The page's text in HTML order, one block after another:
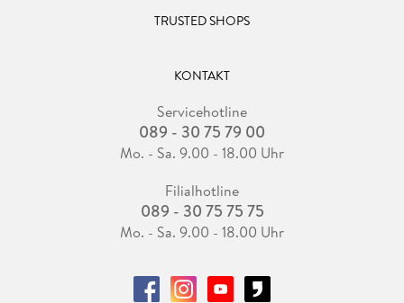
TRUSTED SHOPS
KONTAKT
Servicehotline
089 - 30 75 79 00
Mo. - Sa. 9.00 - 18.00 Uhr
Filialhotline
089 - 30 75 75 75
Mo. - Sa. 9.00 - 18.00 Uhr